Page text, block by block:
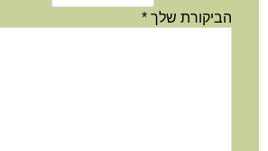
הביקורת שלך *